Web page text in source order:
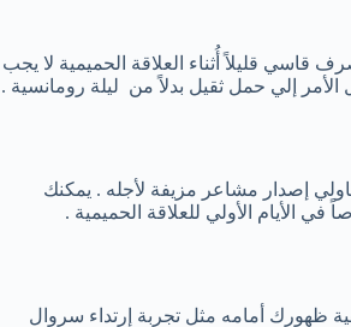
قاسي قليلاً أُثناء العلاقة الحميمية لا يجب
إلي حمل ثقيل بدلاً من ليلة رومانسية .
إصدار مشاعر مزيفة لأجله . يمكنك
الأيام الأولي للعلاقة الحميمية .
ظهورك أمامه مثل تجربة إرتداء سروال